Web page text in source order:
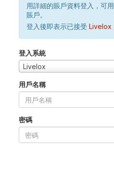
用詳細的賬戶資料登入，可
賬戶。
登入後即表示已接受 Livelox
登入系統
Livelox
用戶名稱
密碼